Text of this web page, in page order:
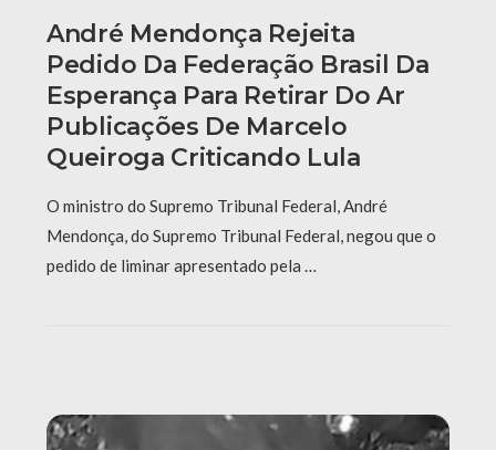
André Mendonça Rejeita
Pedido Da Federação Brasil Da
Esperança Para Retirar Do Ar
Publicações De Marcelo
Queiroga Criticando Lula
O ministro do Supremo Tribunal Federal, André
Mendonça, do Supremo Tribunal Federal, negou que o
pedido de liminar apresentado pela …